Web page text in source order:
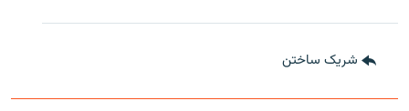
شریک ساختن